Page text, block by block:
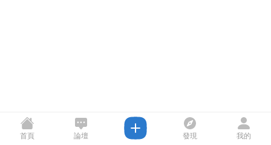
首頁 論壇 發現 我的